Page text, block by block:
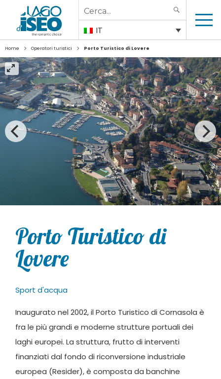
Search
for:
IT
Home > Operatori turistici > Porto Turistico di Lovere
Porto Turistico di
Lovere
Sport d'acqua
Inaugurato nel 2002, il Porto Turistico di Cornasola è
fra le più grandi e moderne strutture portuali dei
laghi europei. La struttura, frutto di interventi
finanziati dal fondo di riconversione industriale
europea (Resider), è composta da banchine